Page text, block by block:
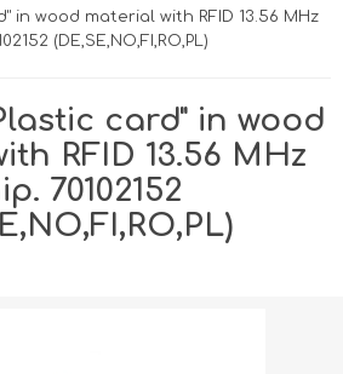
in wood material with RFID 13.56 MHz
(DE,SE,NO,FI,RO,PL)
card" in wood
RFID 13.56 MHz
70102152